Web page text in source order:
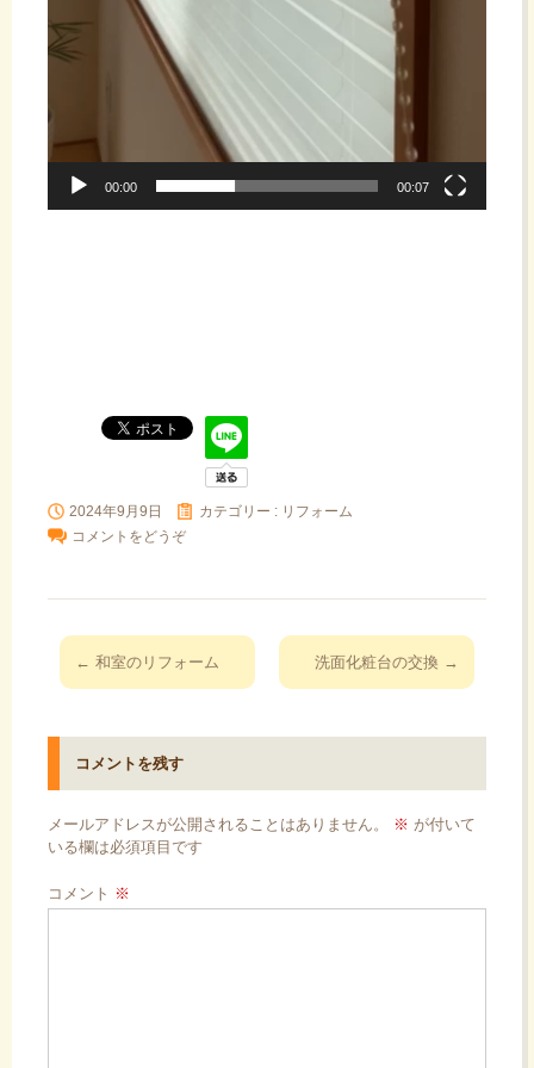
00:00 00:07
2024年9月9日 カテゴリー : リフォーム
コメントをどうぞ
投
稿
ビ
ゲ
シ
ン
← 和室のリフォーム 洗面化粧台の交換 →
コメントを残す
メールアドレスが公開されることはありません。 ※ が付いて
いる欄は必須項目です
コメント ※